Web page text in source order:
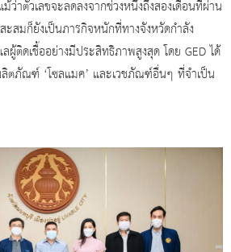
าตัวเลขจะลดลงจากช่วงหนึ่งถึงสองเดือนที่ผ่าน
สมก็ยังเป็นภารกิจหนักที่ทางจังหวัดกำลัง
ผู้ติดเชื้ออย่างมีประสิทธิภาพสูงสุด โดย GEDได้
ตภัณฑ์ ‘โซลแมค’ และเวชภัณฑ์อื่นๆ ที่จำเป็น